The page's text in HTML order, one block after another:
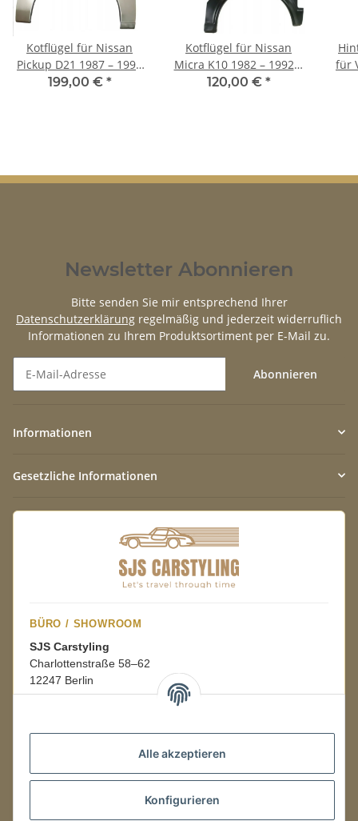
Alle akzeptieren
Konfigurieren
Kotflügel für Nissan
Pickup D21 1987 – 1997
hinten rechts
199,00 € *
Kotflügel für Nissan
Micra K10 1982 – 1992 3
Türer hinten links
120,00 € *
für
Newsletter Abonnieren
Bitte senden Sie mir entsprechend Ihrer
Datenschutzerklärung regelmäßig und jederzeit widerruflich
Informationen zu Ihrem Produktsortiment per E-Mail zu.
Abonnieren
Informationen
Gesetzliche Informationen
BÜRO / SHOWROOM
SJS Carstyling
Charlottenstraße 58–62
12247 Berlin
08:00–16:00 Uhr
LAGER / RETOUREN
Packmonster Fulfillment
SJS Carstyling Lager